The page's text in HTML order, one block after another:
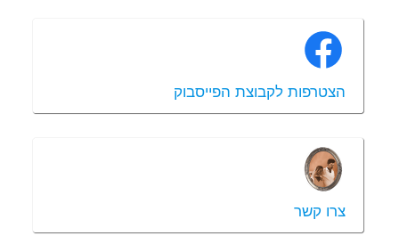
הצטרפות לקבוצת הפייסבוק
צרו קשר